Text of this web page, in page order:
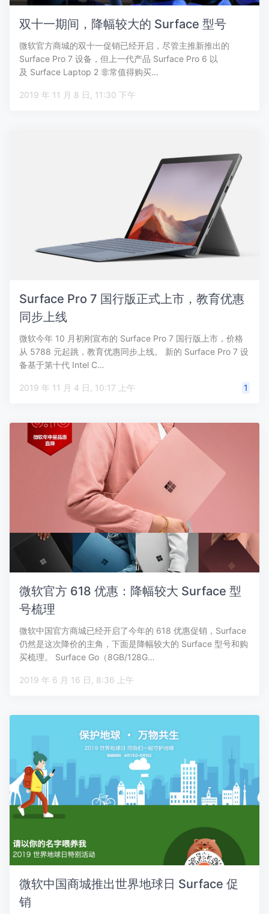
双十一期间，降幅较大的 Surface 型号
微软官方商城的双十一促销已经开启，尽管主推新推出的
Surface Pro 7 设备，但上一代产品 Surface Pro 6 以
及 Surface Laptop 2 非常值得购买…
2019 年 11 月 8 日, 11:30 下午
Surface Pro 7 国行版正式上市，教育优惠
同步上线
微软今年 10 月初刚宣布的 Surface Pro 7 国行版上市，价格
从 5788 元起跳，教育优惠同步上线。 新的 Surface Pro 7 设
备基于第十代 Intel C…
2019 年 11 月 4 日, 10:17 上午 1
微软官方 618 优惠：降幅较大 Surface 型
号梳理
微软中国官方商城已经开启了今年的 618 优惠促销，Surface
仍然是这次降价的主角，下面是降幅较大的 Surface 型号和购
买梳理。 Surface Go（8GB/128G…
2019 年 6 月 16 日, 8:36 上午
微软中国商城推出世界地球日 Surface 促
销